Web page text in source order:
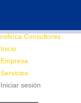
Inicio
Empresa
Servicios
Iniciar sesión